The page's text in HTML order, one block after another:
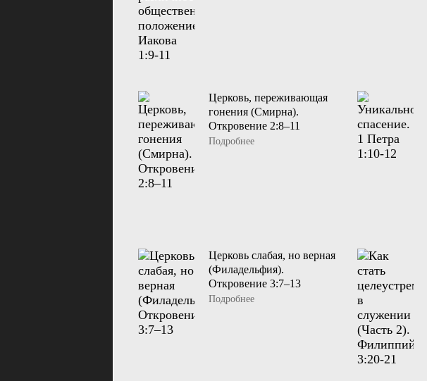
Церковь, переживающая
гонения (Смирна).
Откровение 2:8–11
Подробнее
Церковь слабая, но верная
(Филадельфия).
Откровение 3:7–13
Подробнее